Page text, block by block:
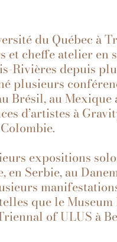
du Québec à
et cheffe atelier en
Rivières depuis
plusieurs
Brésil, au Mexique
d’artistes à
expositions
en Serbie, au
que le
of ULUS à